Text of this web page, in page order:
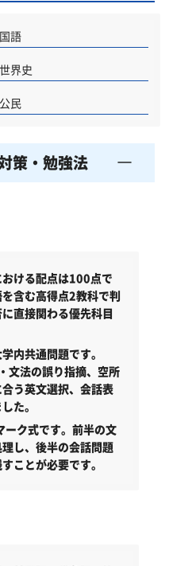
国語
世界史
公民
策・勉強法
ける配点は100点で
含む高得点2教科で判
直接関わる優先科目
内共通問題です。
文法の誤り指摘、空所
う英文選択、会話表
た。
ク式です。前半の文
し、後半の会話問題
ことが必要です。